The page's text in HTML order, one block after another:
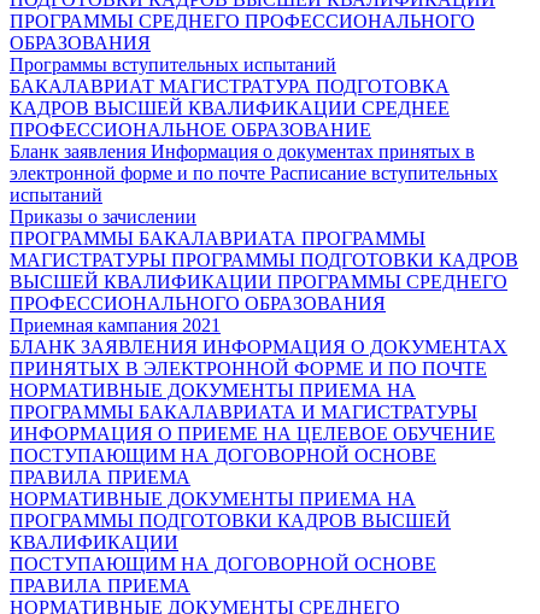
ПРОГРАММЫ СРЕДНЕГО ПРОФЕССИОНАЛЬНОГО
ОБРАЗОВАНИЯ
Программы вступительных испытаний
БАКАЛАВРИАТ МАГИСТРАТУРА ПОДГОТОВКА
КАДРОВ ВЫСШЕЙ КВАЛИФИКАЦИИ СРЕДНЕЕ
ПРОФЕССИОНАЛЬНОЕ ОБРАЗОВАНИЕ
Бланк заявления Информация о документах принятых в
электронной форме и по почте Расписание вступительных
испытаний
Приказы о зачислении
ПРОГРАММЫ БАКАЛАВРИАТА ПРОГРАММЫ
МАГИСТРАТУРЫ ПРОГРАММЫ ПОДГОТОВКИ КАДРОВ
ВЫСШЕЙ КВАЛИФИКАЦИИ ПРОГРАММЫ СРЕДНЕГО
ПРОФЕССИОНАЛЬНОГО ОБРАЗОВАНИЯ
Приемная кампания 2021
БЛАНК ЗАЯВЛЕНИЯ ИНФОРМАЦИЯ О ДОКУМЕНТАХ
ПРИНЯТЫХ В ЭЛЕКТРОННОЙ ФОРМЕ И ПО ПОЧТЕ
НОРМАТИВНЫЕ ДОКУМЕНТЫ ПРИЕМА НА
ПРОГРАММЫ БАКАЛАВРИАТА И МАГИСТРАТУРЫ
ИНФОРМАЦИЯ О ПРИЕМЕ НА ЦЕЛЕВОЕ ОБУЧЕНИЕ
ПОСТУПАЮЩИМ НА ДОГОВОРНОЙ ОСНОВЕ
ПРАВИЛА ПРИЕМА
НОРМАТИВНЫЕ ДОКУМЕНТЫ ПРИЕМА НА
ПРОГРАММЫ ПОДГОТОВКИ КАДРОВ ВЫСШЕЙ
КВАЛИФИКАЦИИ
ПОСТУПАЮЩИМ НА ДОГОВОРНОЙ ОСНОВЕ
ПРАВИЛА ПРИЕМА
НОРМАТИВНЫЕ ДОКУМЕНТЫ СРЕДНЕГО